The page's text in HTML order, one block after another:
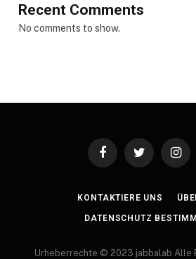
Recent Comments
No comments to show.
FacebookTwitter
KONTAKTIERE UNS
DATENSCHUTZ
Urheberrechte © 2023 jabbalab Alle